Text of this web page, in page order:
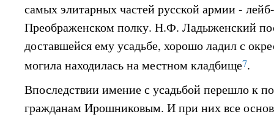
самых элитарных частей русской армии -
Преображенском полку. Н.Ф. Ладыженский
доставшейся ему усадьбе, хорошо ладил с
могила находилась на местном кладбище7.
Впоследствии имение с усадьбой перешло к
гражданам Ирошниковым. И при них все